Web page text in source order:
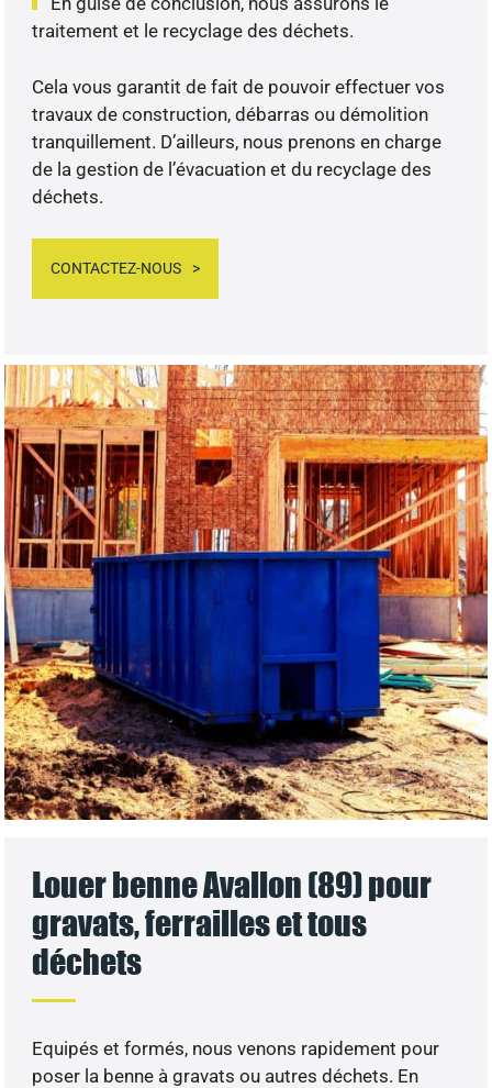
traitement et le recyclage des déchets.
Cela vous garantit de fait de pouvoir effectuer vos
travaux de construction, débarras ou démolition
tranquillement. D’ailleurs, nous prenons en charge
de la gestion de l’évacuation et du recyclage des
déchets.
CONTACTEZ-NOUS
Louer benne Avallon (89) pour
gravats, ferrailles et tous
déchets
Equipés et formés, nous venons rapidement pour
poser la benne à gravats ou autres déchets. En